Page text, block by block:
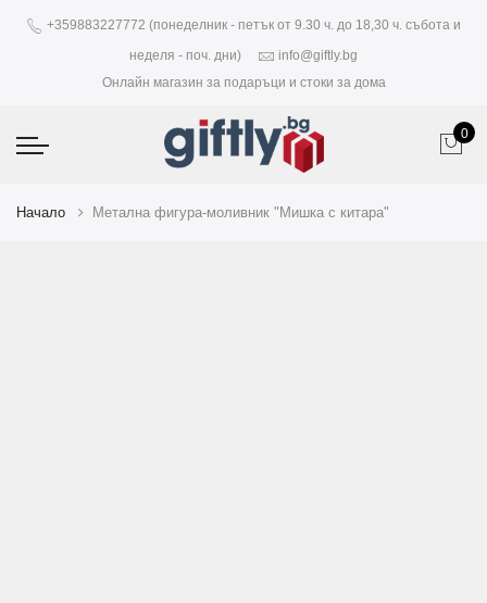
+359883227772 (понеделник - петък от 9.30 ч. до 18,30 ч. събота и
неделя - поч. дни)
info@giftly.bg
Онлайн магазин за подаръци и стоки за дома
0
Начало Метална фигура-моливник "Мишка с китара"